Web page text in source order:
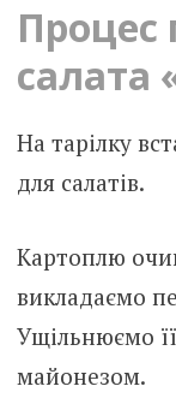
Процес
салата
На тарілку
для салатів.
Картоплю
викладаємо
Ущільнюємо
майонезом.